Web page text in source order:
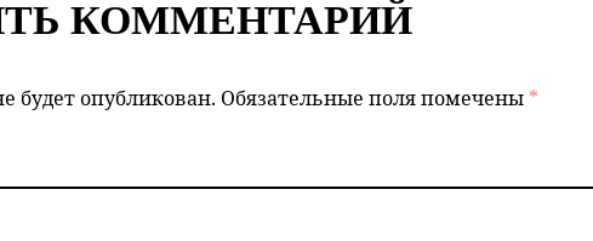
КОММЕНТАРИЙ
будет опубликован. Обязательные поля помечены *